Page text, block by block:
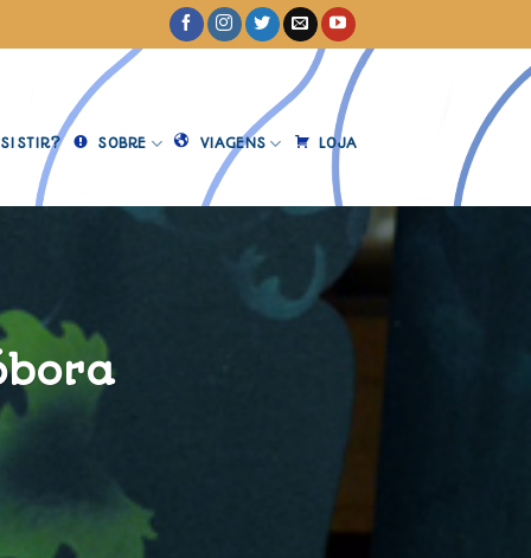
SOBRE VIAGENS LOJA